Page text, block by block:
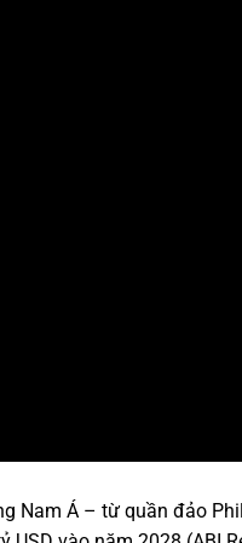
Nam Á – từ quần đảo